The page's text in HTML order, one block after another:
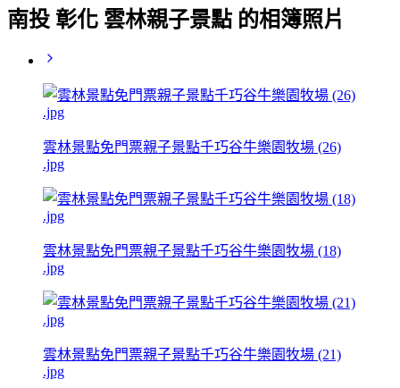
南投 彰化 雲林親子景點 的相簿照片
雲林景點免門票親子景點千巧谷牛樂園牧場 (26)
.jpg
雲林景點免門票親子景點千巧谷牛樂園牧場 (18)
.jpg
雲林景點免門票親子景點千巧谷牛樂園牧場 (21)
.jpg